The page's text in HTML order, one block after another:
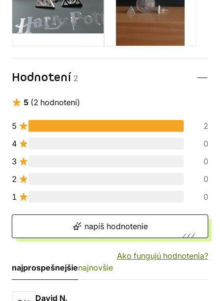
Hodnotení 2
5 (2 hodnotení)
5
2
4
0
3
0
2
0
1
0
napíš hodnotenie
Ako fungujú hodnotenia?
najprospešnejšienajnovšie
David N.